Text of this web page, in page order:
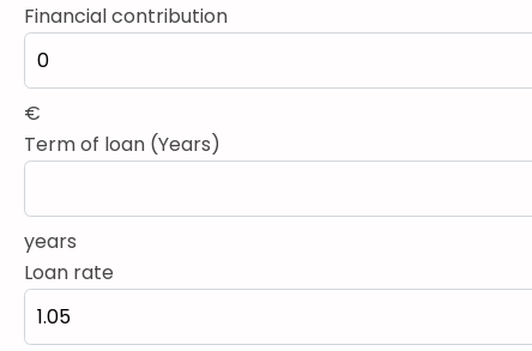
Financial contribution
€
Term of loan (Years)
years
Loan rate